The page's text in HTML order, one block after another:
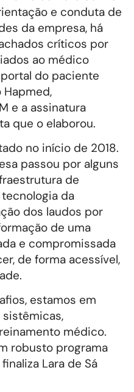
e conduta de
da empresa, há
críticos por
ao médico
do paciente
e a assinatura
que o elaborou.
no início de 2018.
passou por alguns
de
da
dos laudos por
de uma
e compromissada
de forma acessível,
estamos em
médico.
robusto programa
Lara de Sá